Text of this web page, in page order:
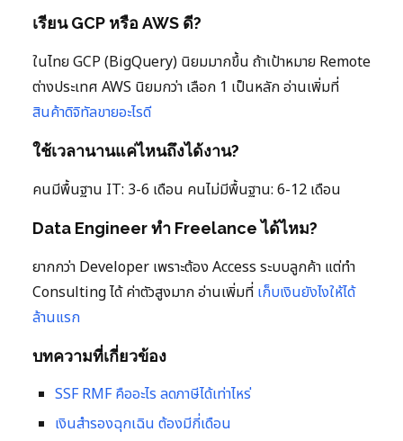
เรียน GCP หรือ AWS ดี?
ในไทย GCP (BigQuery) นิยมมากขึ้น ถ้าเป้าหมาย Remote
ต่างประเทศ AWS นิยมกว่า เลือก 1 เป็นหลัก อ่านเพิ่มที่
สินค้าดิจิทัลขายอะไรดี
ใช้เวลานานแค่ไหนถึงได้งาน?
คนมีพื้นฐาน IT: 3-6 เดือน คนไม่มีพื้นฐาน: 6-12 เดือน
Data Engineer ทำ Freelance ได้ไหม?
ยากกว่า Developer เพราะต้อง Access ระบบลูกค้า แต่ทำ
Consulting ได้ ค่าตัวสูงมาก อ่านเพิ่มที่ เก็บเงินยังไงให้ได้
ล้านแรก
บทความที่เกี่ยวข้อง
SSF RMF คืออะไร ลดภาษีได้เท่าไหร่
เงินสำรองฉุกเฉิน ต้องมีกี่เดือน